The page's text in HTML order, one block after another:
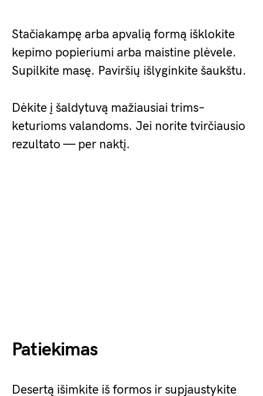
Stačiakampę arba apvalią formą išklokite
kepimo popieriumi arba maistine plėvele.
Supilkite masę. Paviršių išlyginkite šaukštu.
Dėkite į šaldytuvą mažiausiai trims–
keturioms valandoms. Jei norite tvirčiausio
rezultato — per naktį.
Patiekimas
Desertą išimkite iš formos ir supjaustykite